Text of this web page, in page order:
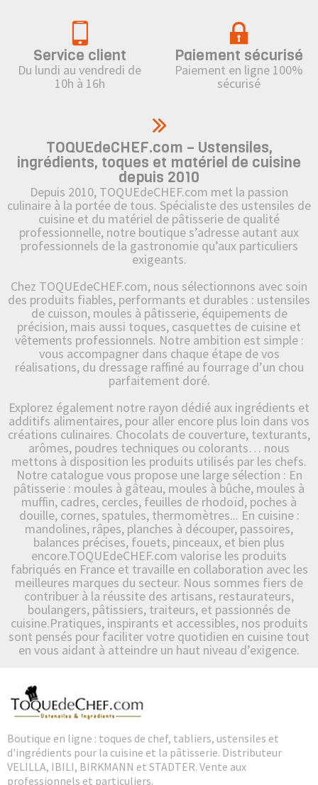
Service client
Du lundi au vendredi de
10h à 16h
Paiement sécurisé
Paiement en ligne 100%
sécurisé
TOQUEdeCHEF.com – Ustensiles,
ingrédients, toques et matériel de cuisine
depuis 2010
Depuis 2010, TOQUEdeCHEF.com met la passion
culinaire à la portée de tous. Spécialiste des ustensiles de
cuisine et du matériel de pâtisserie de qualité
professionnelle, notre boutique s’adresse autant aux
professionnels de la gastronomie qu’aux particuliers
exigeants.
Chez TOQUEdeCHEF.com, nous sélectionnons avec soin
des produits fiables, performants et durables : ustensiles
de cuisson, moules à pâtisserie, équipements de
précision, mais aussi toques, casquettes de cuisine et
vêtements professionnels. Notre ambition est simple :
vous accompagner dans chaque étape de vos
réalisations, du dressage raffiné au fourrage d’un chou
parfaitement doré.
Explorez également notre rayon dédié aux ingrédients et
additifs alimentaires, pour aller encore plus loin dans vos
créations culinaires. Chocolats de couverture, texturants,
arômes, poudres techniques ou colorants… nous
mettons à disposition les produits utilisés par les chefs.
Notre catalogue vous propose une large sélection : En
pâtisserie : moules à gâteau, moules à bûche, moules à
muffin, cadres, cercles, feuilles de rhodoïd, poches à
douille, cornes, spatules, thermomètres... En cuisine :
mandolines, râpes, planches à découper, passoires,
balances précises, fouets, pinceaux, et bien plus
encore.TOQUEdeCHEF.com valorise les produits
fabriqués en France et travaille en collaboration avec les
meilleures marques du secteur. Nous sommes fiers de
contribuer à la réussite des artisans, restaurateurs,
boulangers, pâtissiers, traiteurs, et passionnés de
cuisine.Pratiques, inspirants et accessibles, nos produits
sont pensés pour faciliter votre quotidien en cuisine tout
en vous aidant à atteindre un haut niveau d’exigence.
Boutique en ligne : toques de chef, tabliers, ustensiles et
d'ingrédients pour la cuisine et la pâtisserie. Distributeur
VELILLA, IBILI, BIRKMANN et STADTER. Vente aux
professionnels et particuliers.